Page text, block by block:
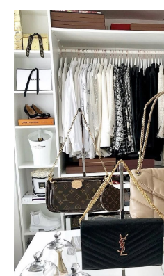
które pomogą Ci wyglądać
kupowania nowej kreacji.
2025 będą najmodniejsze i
zamiast kupować. Andrzejki –
to jedna z tych nocy, kiedy
odrobinę